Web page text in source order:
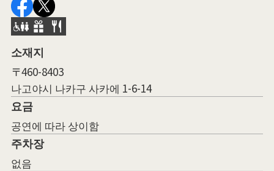
소재지
〒460-8403
나고야시 나카구 사카에 1-6-14
요금
공연에 따라 상이함
주차장
없음